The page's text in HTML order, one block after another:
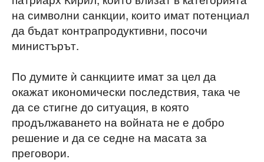
на символни санкции, които имат потенциал
да бъдат контрапродуктивни, посочи
министърът.
По думите ѝ санкциите имат за цел да
окажат икономически последствия, така че
да се стигне до ситуация, в която
продължаването на войната не е добро
решение и да се седне на масата за
преговори.